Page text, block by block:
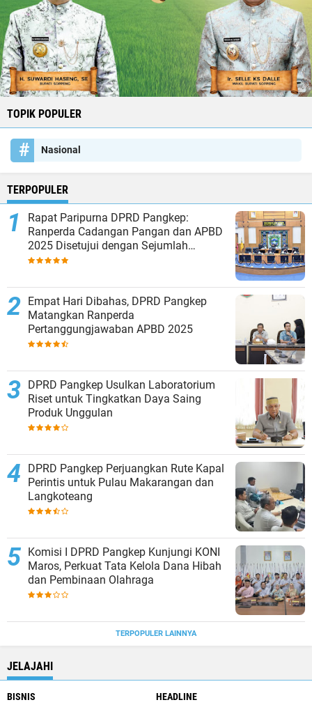
TOPIK POPULER
Nasional
TERPOPULER
Rapat Paripurna DPRD Pangkep:
Ranperda Cadangan Pangan dan APBD
2025 Disetujui dengan Sejumlah
Catatan
Empat Hari Dibahas, DPRD Pangkep
Matangkan Ranperda
Pertanggungjawaban APBD 2025
DPRD Pangkep Usulkan Laboratorium
Riset untuk Tingkatkan Daya Saing
Produk Unggulan
DPRD Pangkep Perjuangkan Rute Kapal
Perintis untuk Pulau Makarangan dan
Langkoteang
Komisi I DPRD Pangkep Kunjungi KONI
Maros, Perkuat Tata Kelola Dana Hibah
dan Pembinaan Olahraga
TERPOPULER LAINNYA
JELAJAHI
BISNIS HEADLINE